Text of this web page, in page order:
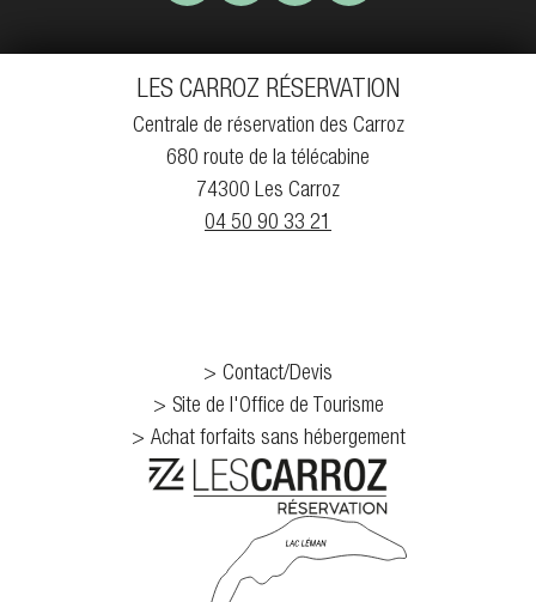
LES CARROZ RÉSERVATION
Centrale de réservation des Carroz
680 route de la télécabine
74300 Les Carroz
04 50 90 33 21
Contact/Devis
Site de l'Office de Tourisme
Achat forfaits sans hébergement